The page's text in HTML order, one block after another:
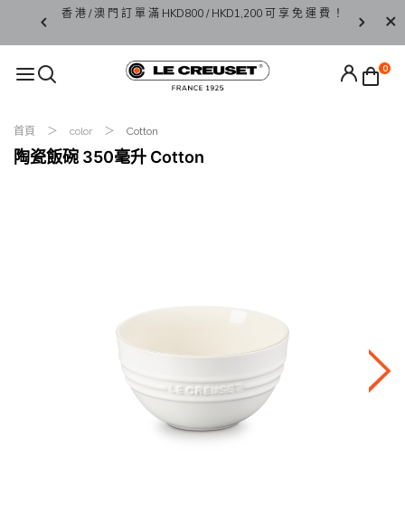
香 港 / 澳 門 訂 單 滿 HKD800 / HKD1,200 可 享 免 運 費 ！ 限
0
首頁 color Cotton
陶瓷飯碗 350毫升 Cotton